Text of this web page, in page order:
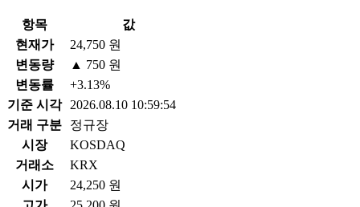
항목
값
현재가
24,750 원
변동량
▲ 750 원
변동률
+3.13%
기준 시각
2026.08.10 10:59:54
거래 구분
정규장
시장
KOSDAQ
거래소
KRX
시가
24,250 원